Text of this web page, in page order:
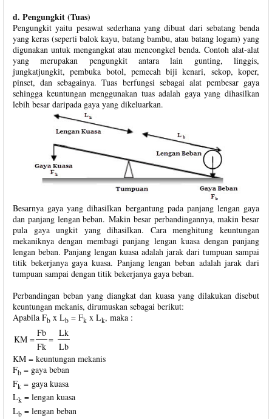
d. Pengungkit (Tuas)
Pengungkit yaitu pesawat sederhana yang dibuat dari sebatang benda
yang keras (seperti balok kayu, batang bambu, atau batang logam) yang
digunakan untuk mengangkat atau mencongkel benda. Contoh alat-alat
yang merupakan pengungkit antara lain gunting, linggis,
jungkatjungkit, pembuka botol, pemecah biji kenari, sekop, koper,
pinset, dan sebagainya. Tuas berfungsi sebagai alat pembesar gaya
sehingga keuntungan menggunakan tuas adalah gaya yang dihasilkan
lebih besar daripada gaya yang dikeluarkan.
Besarnya gaya yang dihasilkan bergantung pada panjang lengan gaya
dan panjang lengan beban. Makin besar perbandingannya, makin besar
pula gaya ungkit yang dihasilkan. Cara menghitung keuntungan
mekaniknya dengan membagi panjang lengan kuasa dengan panjang
lengan beban. Panjang lengan kuasa adalah jarak dari tumpuan sampai
titik bekerjanya gaya kuasa. Panjang lengan beban adalah jarak dari
tumpuan sampai dengan titik bekerjanya gaya beban.
Perbandingan beban yang diangkat dan kuasa yang dilakukan disebut
keuntungan mekanis, dirumuskan sebagai berikut:
Apabila Fb x Lb = Fk x Lk, maka :
KM =
Fb
=
Lk
Fk
Lb
KM = keuntungan mekanis
Fb = gaya beban
Fk = gaya kuasa
Lk = lengan kuasa
Lb = lengan beban